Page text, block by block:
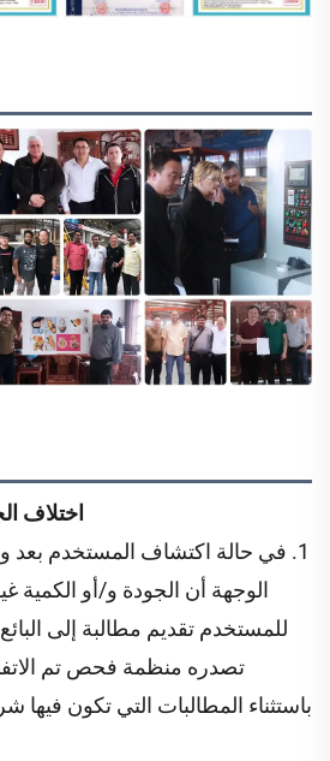
اختلاف
1. في حالة اكتشاف المستخدم بعد
الوجهة أن الجودة و/أو الكمية
للمستخدم تقديم مطالبة إلى
تصدره منظمة فحص تم
باستثناء المطالبات التي تكون فيها